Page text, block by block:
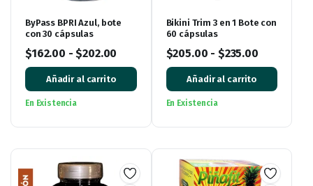
ByPass BPRI Azul, bote
con 30 cápsulas
$162.00 -$202.00
Añadir al carrito
En Existencia
Bikini Trim 3 en 1 Bote con
60 cápsulas
$205.00 - $235.00
Añadir al carrito
En Existencia